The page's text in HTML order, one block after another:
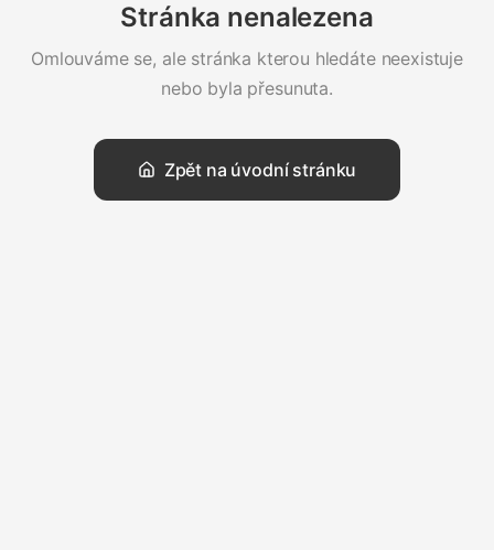
Stránka nenalezena
Omlouváme se, ale stránka kterou hledáte neexistuje
nebo byla přesunuta.
Zpět na úvodní stránku